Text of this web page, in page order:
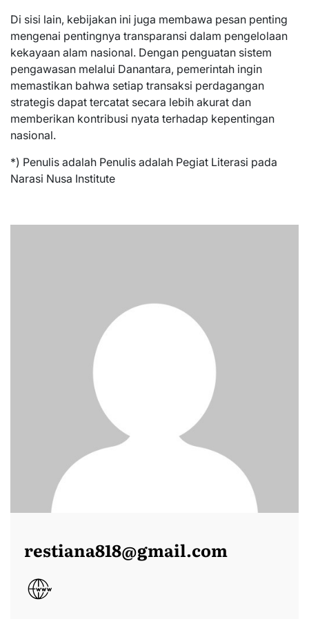
Di sisi lain, kebijakan ini juga membawa pesan penting
mengenai pentingnya transparansi dalam pengelolaan
kekayaan alam nasional. Dengan penguatan sistem
pengawasan melalui Danantara, pemerintah ingin
memastikan bahwa setiap transaksi perdagangan
strategis dapat tercatat secara lebih akurat dan
memberikan kontribusi nyata terhadap kepentingan
nasional.
*) Penulis adalah Penulis adalah Pegiat Literasi pada
Narasi Nusa Institute
restiana818@gmail.com